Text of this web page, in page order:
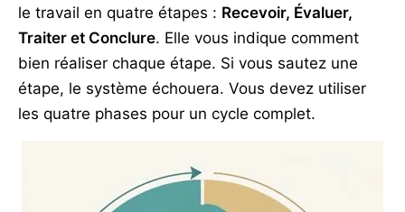
le travail en quatre étapes : Recevoir, Évaluer,
Traiter et Conclure. Elle vous indique comment
bien réaliser chaque étape. Si vous sautez une
étape, le système échouera. Vous devez utiliser
les quatre phases pour un cycle complet.